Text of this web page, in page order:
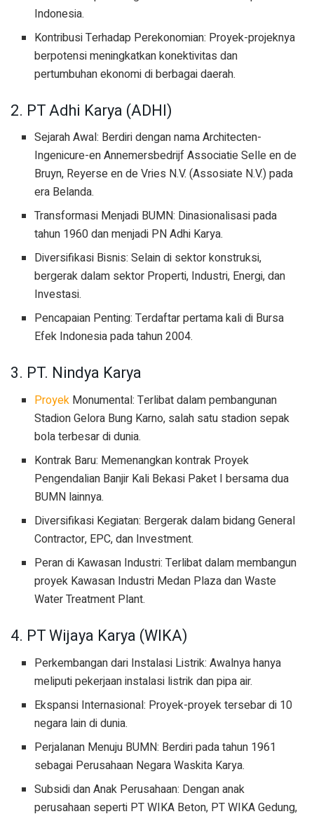
Indonesia.
Kontribusi Terhadap Perekonomian: Proyek-projeknya
berpotensi meningkatkan konektivitas dan
pertumbuhan ekonomi di berbagai daerah.
2. PT Adhi Karya (ADHI)
Sejarah Awal: Berdiri dengan nama Architecten-
Ingenicure-en Annemersbedrijf Associatie Selle en de
Bruyn, Reyerse en de Vries N.V. (Assosiate N.V.) pada
era Belanda.
Transformasi Menjadi BUMN: Dinasionalisasi pada
tahun 1960 dan menjadi PN Adhi Karya.
Diversifikasi Bisnis: Selain di sektor konstruksi,
bergerak dalam sektor Properti, Industri, Energi, dan
Investasi.
Pencapaian Penting: Terdaftar pertama kali di Bursa
Efek Indonesia pada tahun 2004.
3. PT. Nindya Karya
Proyek Monumental: Terlibat dalam pembangunan
Stadion Gelora Bung Karno, salah satu stadion sepak
bola terbesar di dunia.
Kontrak Baru: Memenangkan kontrak Proyek
Pengendalian Banjir Kali Bekasi Paket I bersama dua
BUMN lainnya.
Diversifikasi Kegiatan: Bergerak dalam bidang General
Contractor, EPC, dan Investment.
Peran di Kawasan Industri: Terlibat dalam membangun
proyek Kawasan Industri Medan Plaza dan Waste
Water Treatment Plant.
4. PT Wijaya Karya (WIKA)
Perkembangan dari Instalasi Listrik: Awalnya hanya
meliputi pekerjaan instalasi listrik dan pipa air.
Ekspansi Internasional: Proyek-proyek tersebar di 10
negara lain di dunia.
Perjalanan Menuju BUMN: Berdiri pada tahun 1961
sebagai Perusahaan Negara Waskita Karya.
Subsidi dan Anak Perusahaan: Dengan anak
perusahaan seperti PT WIKA Beton, PT WIKA Gedung,